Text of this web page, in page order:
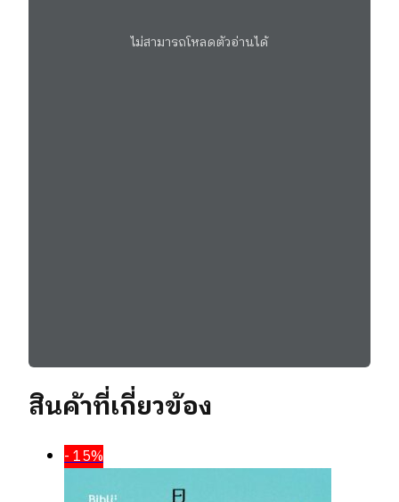
ไม่สามารถโหลดตัวอ่านได้
สินค้าที่เกี่ยวข้อง
- 15%